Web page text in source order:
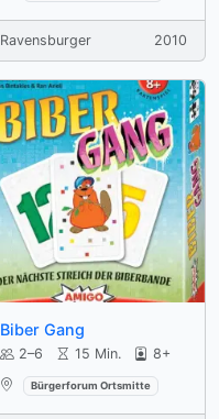
Ravensburger 2010
Biber Gang
2–6 15 Min.
8+
Verfügbar an:
Bürgerforum Ortsmitte